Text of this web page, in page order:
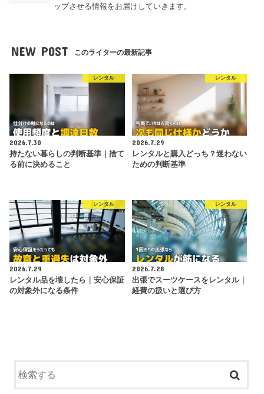
ップさせる情報をお届けしていきます。
NEW POST このライターの最新記事
レンタル
2026.7.30
持たない暮らしの判断基準｜捨て
る前に決めること
レンタル
2026.7.29
レンタルと購入どっち？迷わない
ための判断基準
レンタル
2026.7.29
レンタル品を壊したら｜安心保証
の対象外になる条件
レンタル
2026.7.28
出張でスーツケースをレンタル｜
経費の扱いと選び方